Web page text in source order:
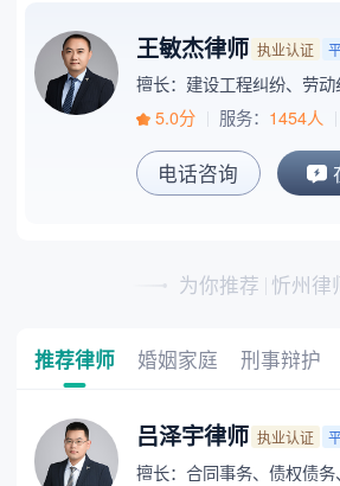
王敏杰律师 执业认证
擅长：建设工程纠纷、劳
5.0分
服务： 1454人
电话咨询
为你推荐 忻州律
推荐律师 婚姻家庭 刑事辩护
吕泽宇律师 执业认证
擅长：合同事务、债权债